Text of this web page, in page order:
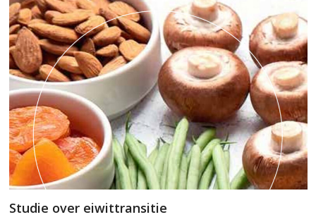
Studie over eiwittransitie